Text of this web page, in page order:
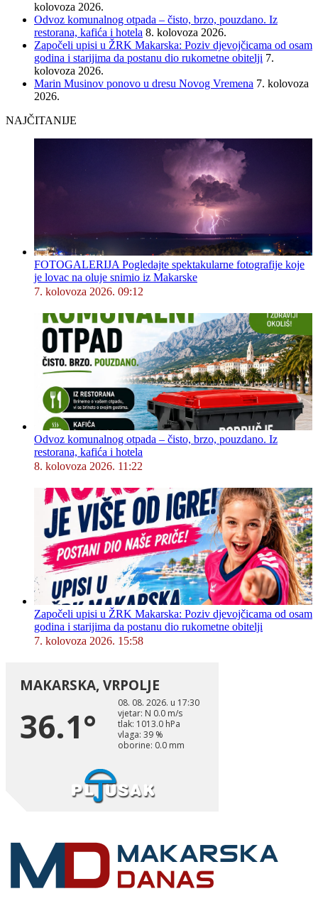
kolovoza 2026.
Odvoz komunalnog otpada – čisto, brzo, pouzdano. Iz
restorana, kafića i hotela 8. kolovoza 2026.
Započeli upisi u ŽRK Makarska: Poziv djevojčicama od osam
godina i starijima da postanu dio rukometne obitelji 7.
kolovoza 2026.
Marin Musinov ponovo u dresu Novog Vremena 7. kolovoza
2026.
NAJČITANIJE
FOTOGALERIJA Pogledajte spektakularne fotografije koje
je lovac na oluje snimio iz Makarske
7. kolovoza 2026. 09:12
Odvoz komunalnog otpada – čisto, brzo, pouzdano. Iz
restorana, kafića i hotela
8. kolovoza 2026. 11:22
Započeli upisi u ŽRK Makarska: Poziv djevojčicama od osam
godina i starijima da postanu dio rukometne obitelji
7. kolovoza 2026. 15:58